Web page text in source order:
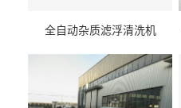
全自动杂质滤浮清洗机